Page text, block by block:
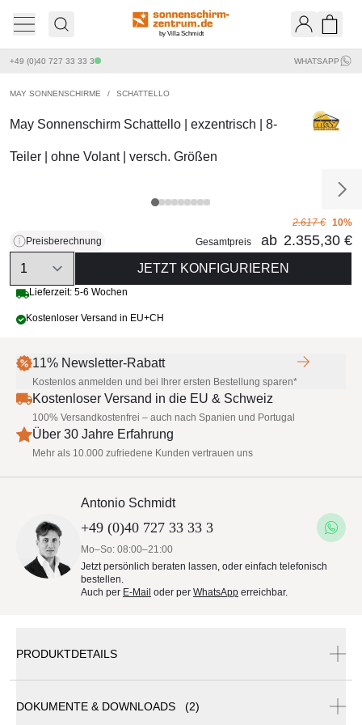
by Villa Schmidt
+49 (0)40 727 33 33 3 WHATSAPP
MAY SONNENSCHIRME / SCHATTELLO
May Sonnenschirm Schattello | exzentrisch | 8-
Teiler | ohne Volant | versch. Größen
Preisberechnung
2.617 € 10%
Gesamtpreis
ab 2.355,30 €
Quantity
JETZT KONFIGURIEREN
Lieferzeit: 5-6 Wochen
Kostenloser Versand in EU+CH
11% Newsletter-Rabatt
Kostenlos anmelden und bei Ihrer ersten Bestellung sparen*
Kostenloser Versand in die EU & Schweiz
100% Versandkostenfrei – auch nach Spanien und Portugal
Über 30 Jahre Erfahrung
Mehr als 10.000 zufriedene Kunden vertrauen uns
Antonio Schmidt
+49 (0)40 727 33 33 3
Mo–So: 08:00–21:00
Jetzt persönlich beraten lassen, oder einfach telefonisch
bestellen.
Auch per E-Mail oder per WhatsApp erreichbar.
PRODUKTDETAILS
DOKUMENTE & DOWNLOADS (2)